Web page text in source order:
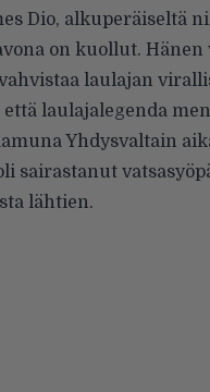
Dio, alkuperäiseltä
on kuollut. Hänen
laulajan
että laulajalegenda
Yhdysvaltain
sairastanut
lähtien.